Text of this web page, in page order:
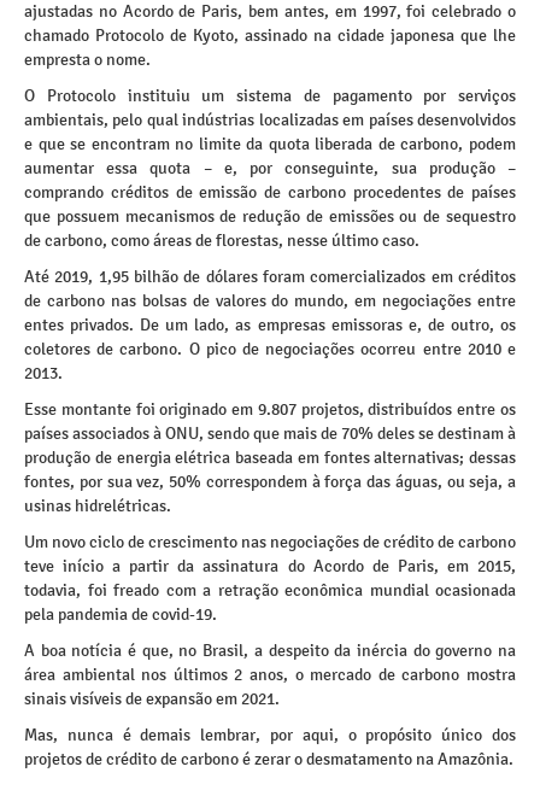
ajustadas no Acordo de Paris, bem antes, em 1997, foi celebrado o
chamado Protocolo de Kyoto, assinado na cidade japonesa que lhe
empresta o nome.
O Protocolo instituiu um sistema de pagamento por serviços
ambientais, pelo qual indústrias localizadas em países desenvolvidos
e que se encontram no limite da quota liberada de carbono, podem
aumentar essa quota – e, por conseguinte, sua produção –
comprando créditos de emissão de carbono procedentes de países
que possuem mecanismos de redução de emissões ou de sequestro
de carbono, como áreas de florestas, nesse último caso.
Até 2019, 1,95 bilhão de dólares foram comercializados em créditos
de carbono nas bolsas de valores do mundo, em negociações entre
entes privados. De um lado, as empresas emissoras e, de outro, os
coletores de carbono. O pico de negociações ocorreu entre 2010 e
2013.
Esse montante foi originado em 9.807 projetos, distribuídos entre os
países associados à ONU, sendo que mais de 70% deles se destinam à
produção de energia elétrica baseada em fontes alternativas; dessas
fontes, por sua vez, 50% correspondem à força das águas, ou seja, a
usinas hidrelétricas.
Um novo ciclo de crescimento nas negociações de crédito de carbono
teve início a partir da assinatura do Acordo de Paris, em 2015,
todavia, foi freado com a retração econômica mundial ocasionada
pela pandemia de covid-19.
A boa notícia é que, no Brasil, a despeito da inércia do governo na
área ambiental nos últimos 2 anos, o mercado de carbono mostra
sinais visíveis de expansão em 2021.
Mas, nunca é demais lembrar, por aqui, o propósito único dos
projetos de crédito de carbono é zerar o desmatamento na Amazônia.